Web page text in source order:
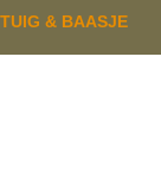
& BAASJE